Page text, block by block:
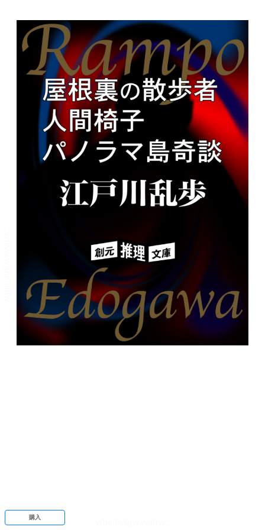
書誌情報
この作品の書誌情報を表示します。
目次・しおり・メモ
目次・しおり・メモを一覧で表示します。
本文検索
本文内から文字を検索します。
自動ページ送り
一定時間経つ毎に自動でページを送ります。
リーダー設定
文字サイズ、エフェクトの変更などを行います。